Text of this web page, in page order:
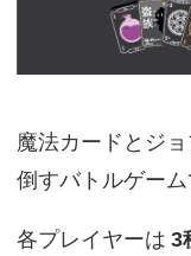
魔法カードとジ
倒すバトルゲーム
各プレイヤーは 3